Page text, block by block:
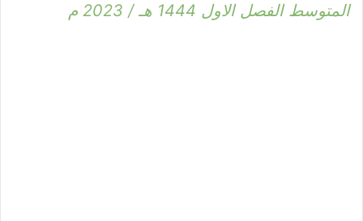
المتوسط الفصل الاول 1444 هـ / 2023 م